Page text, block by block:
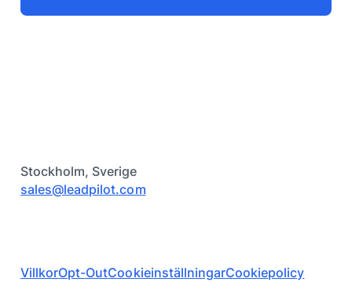
Stockholm, Sverige
sales@leadpilot.com
VillkorOpt-OutCookieinställningarCookiepolicy